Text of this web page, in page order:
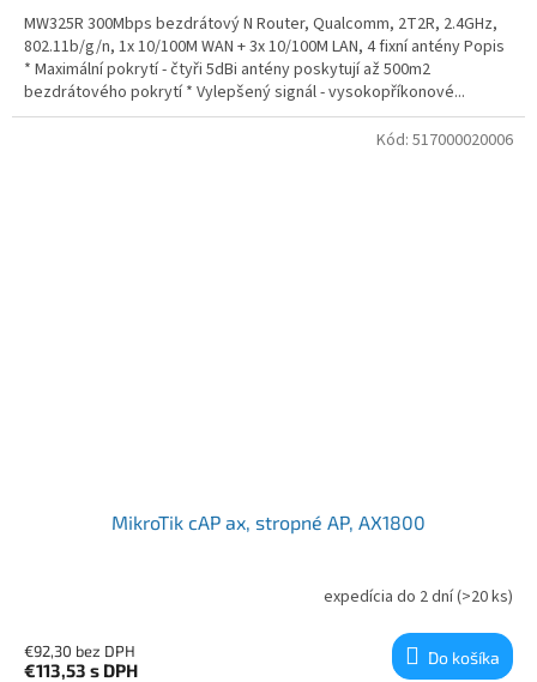
MW325R 300Mbps bezdrátový N Router, Qualcomm, 2T2R, 2.4GHz,
802.11b/g/n, 1x 10/100M WAN + 3x 10/100M LAN, 4 fixní antény Popis
* Maximální pokrytí - čtyři 5dBi antény poskytují až 500m2
bezdrátového pokrytí * Vylepšený signál - vysokopříkonové...
MikroTik cAP ax, stropné AP, AX1800
expedícia do 2 dní(>20 ks)
€92,30 bez DPH
€113,53 s DPH
Do košíka
Kód: 517000020006